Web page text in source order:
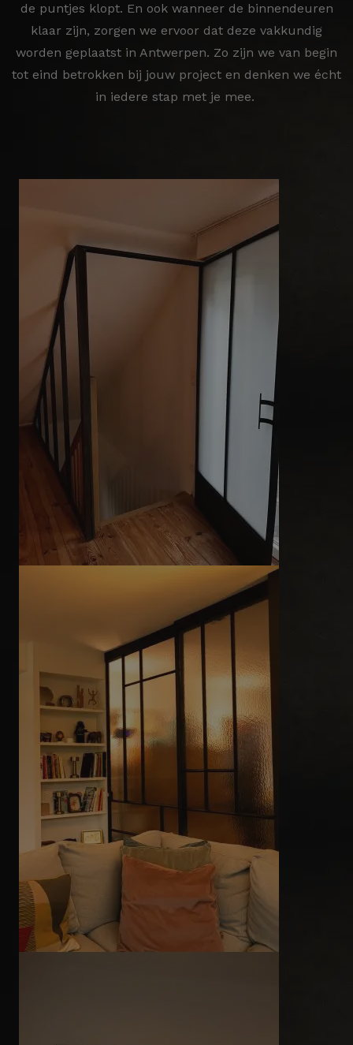
de puntjes klopt. En ook wanneer de binnendeuren
klaar zijn, zorgen we ervoor dat deze vakkundig
worden geplaatst in Antwerpen. Zo zijn we van begin
tot eind betrokken bij jouw project en denken we écht
in iedere stap met je mee.